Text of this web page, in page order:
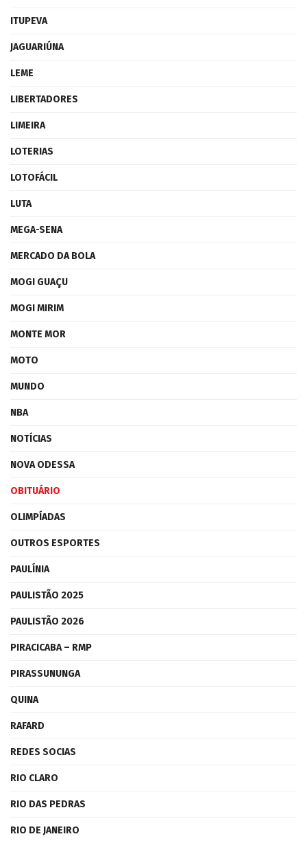
ITUPEVA
JAGUARIÚNA
LEME
LIBERTADORES
LIMEIRA
LOTERIAS
LOTOFÁCIL
LUTA
MEGA-SENA
MERCADO DA BOLA
MOGI GUAÇU
MOGI MIRIM
MONTE MOR
MOTO
MUNDO
NBA
NOTÍCIAS
NOVA ODESSA
OBITUÁRIO
OLIMPÍADAS
OUTROS ESPORTES
PAULÍNIA
PAULISTÃO 2025
PAULISTÃO 2026
PIRACICABA – RMP
PIRASSUNUNGA
QUINA
RAFARD
REDES SOCIAS
RIO CLARO
RIO DAS PEDRAS
RIO DE JANEIRO